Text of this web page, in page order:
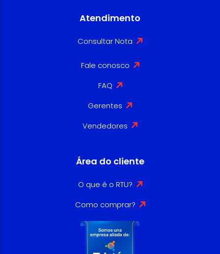
Atendimento
Consultar Nota
Fale conosco
FAQ
Gerentes
Vendedores
Área do cliente
O que é o RTU?
Como comprar?